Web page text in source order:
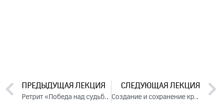
ПРЕДЫДУЩАЯ ЛЕКЦИЯ
Ретрит «Победа над судьбой». День 3 (2024)
СЛЕДУЮЩАЯ ЛЕКЦИЯ
Создание и сохранение крепкой семьи в условиях современной жизни. День 1. Часть 2 (2024)